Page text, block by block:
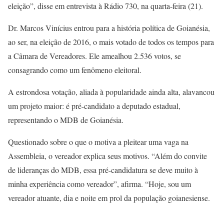
eleição”, disse em entrevista à Rádio 730, na quarta-feira (21).
Dr. Marcos Vinícius entrou para a história política de Goianésia,
ao ser, na eleição de 2016, o mais votado de todos os tempos para
a Câmara de Vereadores. Ele amealhou 2.536 votos, se
consagrando como um fenômeno eleitoral.
A estrondosa votação, aliada à popularidade ainda alta, alavancou
um projeto maior: é pré-candidato a deputado estadual,
representando o MDB de Goianésia.
Questionado sobre o que o motiva a pleitear uma vaga na
Assembleia, o vereador explica seus motivos. “Além do convite
de lideranças do MDB, essa pré-candidatura se deve muito à
minha experiência como vereador”, afirma. “Hoje, sou um
vereador atuante, dia e noite em prol da população goianesiense.